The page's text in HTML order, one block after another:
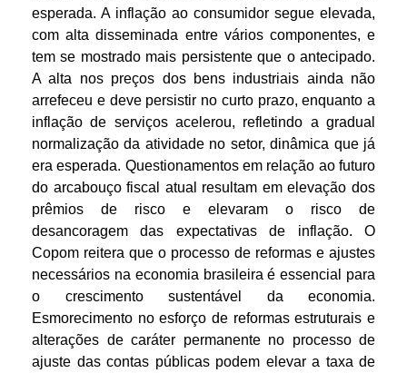
esperada. A inflação ao consumidor segue elevada,
com alta disseminada entre vários componentes, e
tem se mostrado mais persistente que o antecipado.
A alta nos preços dos bens industriais ainda não
arrefeceu e deve persistir no curto prazo, enquanto a
inflação de serviços acelerou, refletindo a gradual
normalização da atividade no setor, dinâmica que já
era esperada. Questionamentos em relação ao futuro
do arcabouço fiscal atual resultam em elevação dos
prêmios de risco e elevaram o risco de
desancoragem das expectativas de inflação. O
Copom reitera que o processo de reformas e ajustes
necessários na economia brasileira é essencial para
o crescimento sustentável da economia.
Esmorecimento no esforço de reformas estruturais e
alterações de caráter permanente no processo de
ajuste das contas públicas podem elevar a taxa de